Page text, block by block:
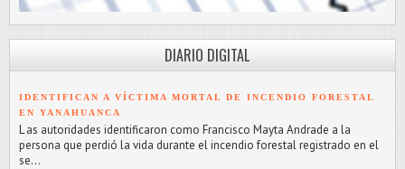
DIARIO DIGITAL
IDENTIFICAN A VÍCTIMA MORTAL DE INCENDIO FORESTAL
EN YANAHUANCA
L as autoridades identificaron como Francisco Mayta Andrade a la
persona que perdió la vida durante el incendio forestal registrado en el
se...